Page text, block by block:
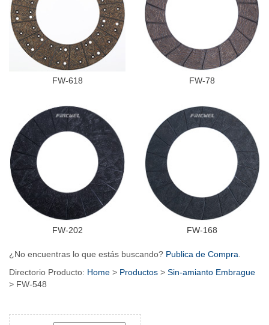
FW-618 FW-78
FW-202 FW-168
¿No encuentras lo que estás buscando? Publica de Compra.
Directorio Producto: Home > Productos > Sin-amianto Embrague
> FW-548